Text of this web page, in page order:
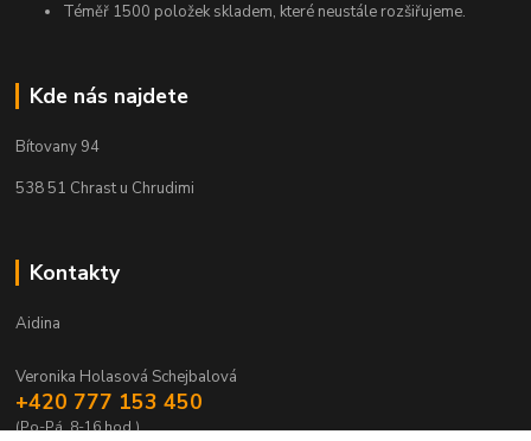
Téměř 1500 položek skladem, které neustále rozšiřujeme.
Kde nás najdete
Bítovany 94
538 51 Chrast u Chrudimi
Kontakty
Aidina
Veronika Holasová Schejbalová
+420 777 153 450
(Po-Pá, 8-16 hod.)